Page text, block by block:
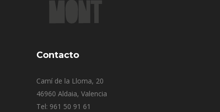
Contacto
Camí de la Lloma, 20
46960 Aldaia, Valencia
Tel: 961 50 91 61